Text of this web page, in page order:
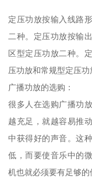
定压功放按输入线路
二种。定压功放按输
区型定压功放二种。
压功放和常规型定压功
广播功放的选购：
很多人在选购广播功
越充足，就越容易推
中获得好的声音。这
低，而要使音乐中的
机也就必须要有足够的